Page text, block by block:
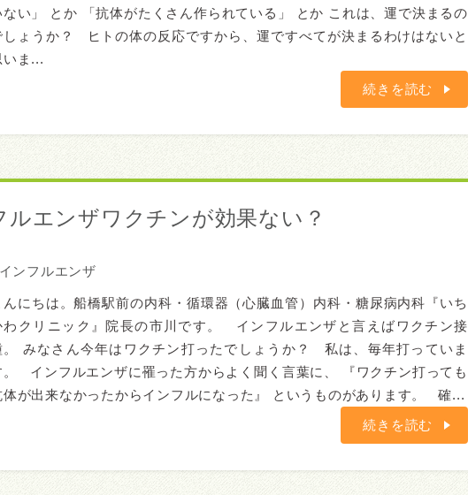
ない」 とか 「抗体がたくさん作られている」 とか これは、運で決まるの
しょうか？ ヒトの体の反応ですから、運ですべてが決まるわけはないと
いま...
続きを読む
ルエンザワクチンが効果ない？
インフルエンザ
んにちは。船橋駅前の内科・循環器（心臓血管）内科・糖尿病内科『いち
わクリニック』院長の市川です。 インフルエンザと言えばワクチン接
。 みなさん今年はワクチン打ったでしょうか？ 私は、毎年打っていま
。 インフルエンザに罹った方からよく聞く言葉に、 『ワクチン打っても
体が出来なかったからインフルになった』 というものがあります。 確...
続きを読む